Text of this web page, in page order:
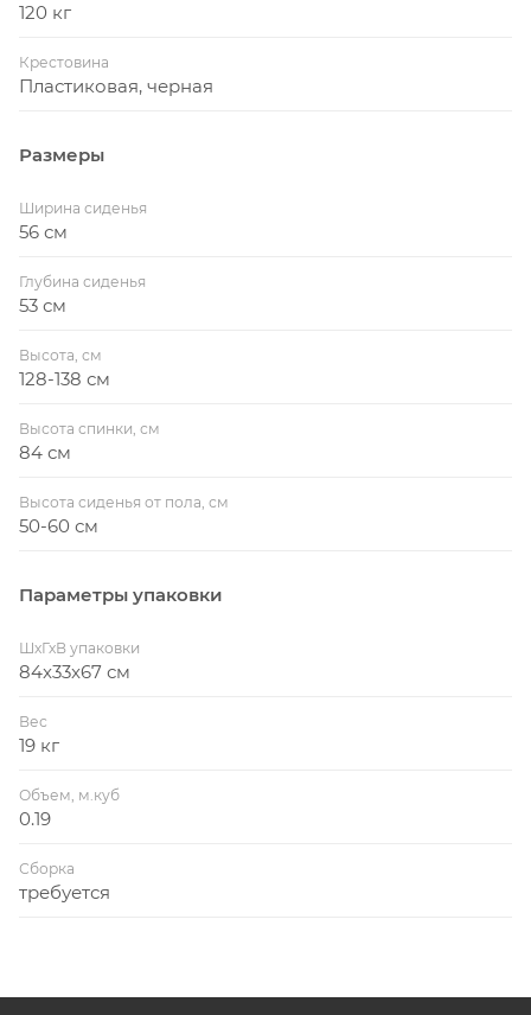
120 кг
Крестовина
Пластиковая, черная
Размеры
Ширина сиденья
56 см
Глубина сиденья
53 см
Высота, см
128-138 см
Высота спинки, см
84 см
Высота сиденья от пола, см
50-60 см
Параметры упаковки
ШхГхВ упаковки
84x33x67 см
Вес
19 кг
Объем, м.куб
0.19
Сборка
требуется